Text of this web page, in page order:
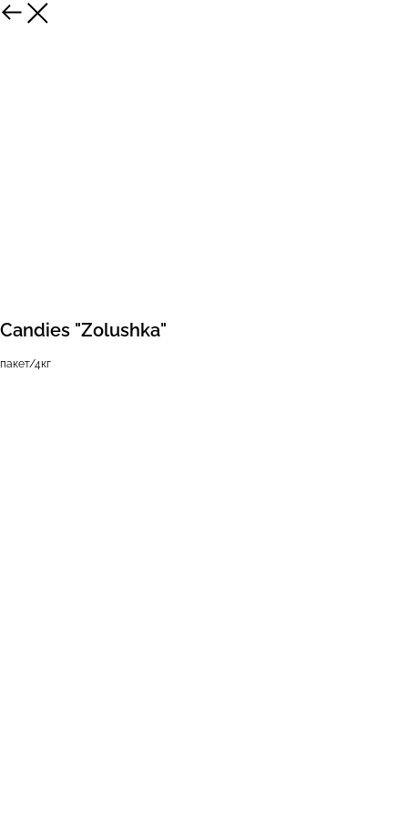
Candies "Zolushka"
пакет/4кг